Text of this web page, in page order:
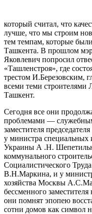
который считал, что
лучше, что мы строим
тем темпам, которые
Ташкента. В прошлом
Яковлевич попросил
«Ташленстроя», где
трестом И.Березовским,
всеми теми строителя­ми
Ташкент.
Сегодня все они
проблемами —
заместителя
у министра специальных
Украины А .Н.
коммунального
Социалистического
В.Н.Маркина, и у
хозяйства Москвы
бессменного
они помнят эпо­пею
сотни домов как